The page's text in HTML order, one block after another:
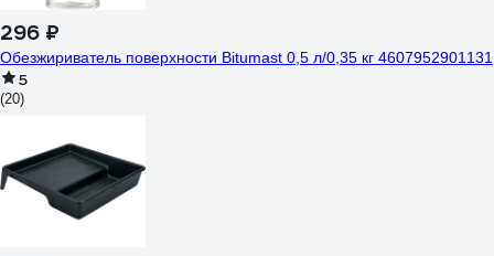
296 ₽
Обезжириватель поверхности Bitumast 0,5 л/0,35 кг 4607952901131
5
(20)